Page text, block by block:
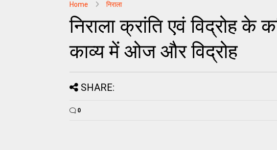
Home निराला
निराला क्रांति एवं विद्रोह के
काव्य में ओज और विद्रोह
SHARE:
0